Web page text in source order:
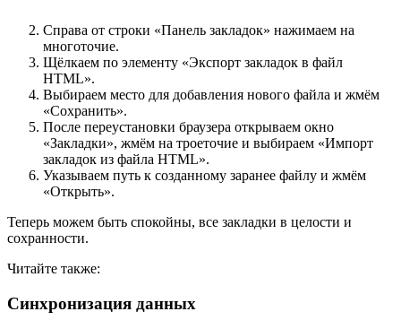
Справа от строки «Панель закладок» нажимаем на
многоточие.
Щёлкаем по элементу «Экспорт закладок в файл
HTML».
Выбираем место для добавления нового файла и жмём
«Сохранить».
После переустановки браузера открываем окно
«Закладки», жмём на троеточие и выбираем «Импорт
закладок из файла HTML».
Указываем путь к созданному заранее файлу и жмём
«Открыть».
Теперь можем быть спокойны, все закладки в целости и
сохранности.
Читайте также:
Синхронизация данных